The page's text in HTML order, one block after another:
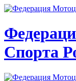
Спорта